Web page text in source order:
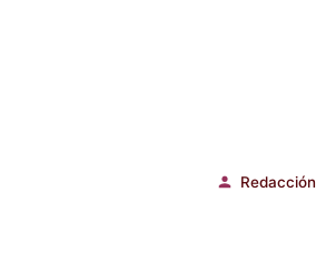
Publicado
Redacción